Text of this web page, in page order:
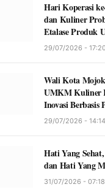
Hari Koperasi
dan Kuliner
Etalase Produk
29/07/2026 - 17:20
Wali Kota
UMKM Kuliner
Inovasi Berbasis
29/07/2026 - 14:14
Hati Yang
dan Hati Yang
31/07/2026 - 07:18